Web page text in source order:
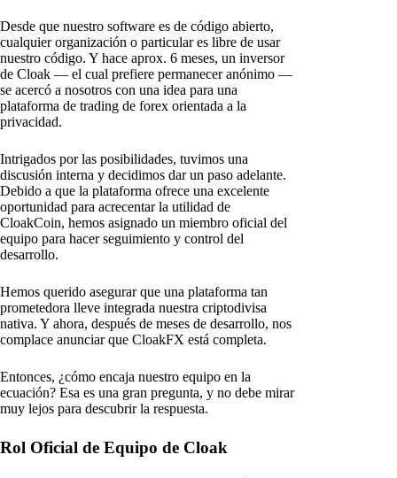
Desde que nuestro software es de código abierto,
cualquier organización o particular es libre de usar
nuestro código. Y hace aprox. 6 meses, un inversor
de Cloak — el cual prefiere permanecer anónimo —
se acercó a nosotros con una idea para una
plataforma de trading de forex orientada a la
privacidad.
Intrigados por las posibilidades, tuvimos una
discusión interna y decidimos dar un paso adelante.
Debido a que la plataforma ofrece una excelente
oportunidad para acrecentar la utilidad de
CloakCoin, hemos asignado un miembro oficial del
equipo para hacer seguimiento y control del
desarrollo.
Hemos querido asegurar que una plataforma tan
prometedora lleve integrada nuestra criptodivisa
nativa. Y ahora, después de meses de desarrollo, nos
complace anunciar que CloakFX está completa.
Entonces, ¿cómo encaja nuestro equipo en la
ecuación? Esa es una gran pregunta, y no debe mirar
muy lejos para descubrir la respuesta.
Rol Oficial de Equipo de Cloak